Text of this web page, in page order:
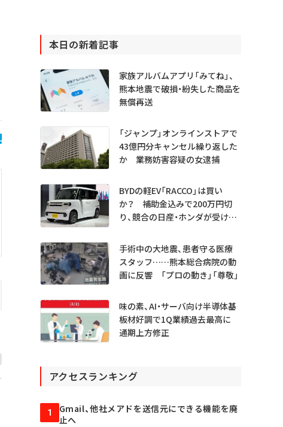
本日の新着記事
家族アルバムアプリ「みてね」、
熊本地震で破損・紛失した商品を
無償再送
「ジャンプ」オンラインストアで
43億円分キャンセル繰り返した
か 業務妨害容疑の女逮捕
BYDの軽EV「RACCO」は買い
か？ 補助金込みで200万円切
り、競合の日産・ホンダが受ける
手術中の大地震、患者守る医療
スタッフ……熊本総合病院の動
画に反響 「プロの動き」「尊敬」
味の素、AI・サーバ向け半導体基
板材好調で1Q業績過去最高に
通期上方修正
アクセスランキング
1
Gmail、他社メアドを送信元にできる機能を廃
止へ